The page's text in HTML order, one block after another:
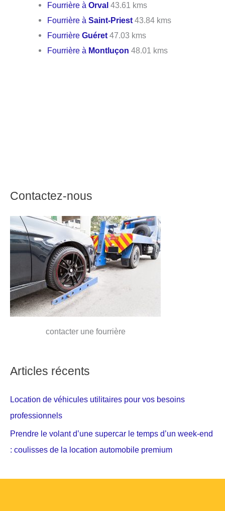
Fourrière àOrval 43.61 kms
Fourrière àSaint-Priest 43.84 kms
FourrièreGuéret 47.03 kms
Fourrière à Montluçon 48.01 kms
Contactez-nous
contacter une fourrière
Articles récents
Location de véhicules utilitaires pour vos besoins
professionnels
Prendre le volant d’une supercar le temps d’un week-end
: coulisses de la location automobile premium